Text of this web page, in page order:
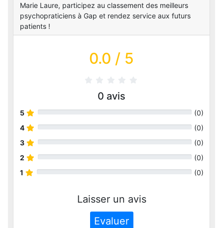
Marie Laure, participez au classement des meilleurs
psychopraticiens à Gap et rendez service aux futurs
patients !
0.0 / 5
0 avis
5 (0)
4
(0)
3
(0)
2
(0)
1
(0)
Laisser un avis
Evaluer